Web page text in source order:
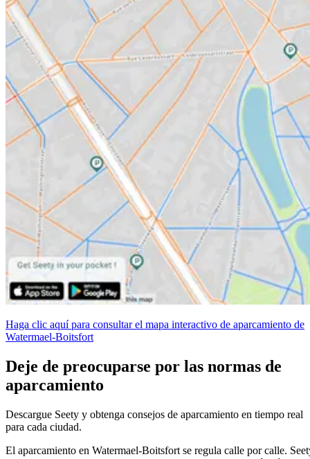
Haga clic aquí para consultar el mapa interactivo de aparcamiento de
Watermael-Boitsfort
Deje de preocuparse por las normas de
aparcamiento
Descargue Seety y obtenga consejos de aparcamiento en tiempo real
para cada ciudad.
El aparcamiento en Watermael-Boitsfort se regula calle por calle.